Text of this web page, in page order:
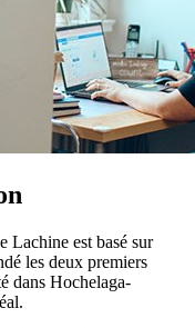
Lachine est basé sur
les deux premiers
dans Hochelaga‐